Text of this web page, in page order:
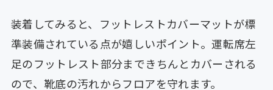
装着してみると、フットレストカバーマットが標
準装備されている点が嬉しいポイント。運転席左
足のフットレスト部分まできちんとカバーされる
ので、靴底の汚れからフロアを守れます。